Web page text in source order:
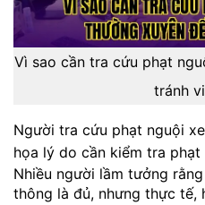
Vì sao cần tra cứu phạt
tránh
Người tra cứu phạt nguội
họa lý do cần kiểm tra
Nhiều người lầm tưởng
thông là đủ, nhưng thực tế,